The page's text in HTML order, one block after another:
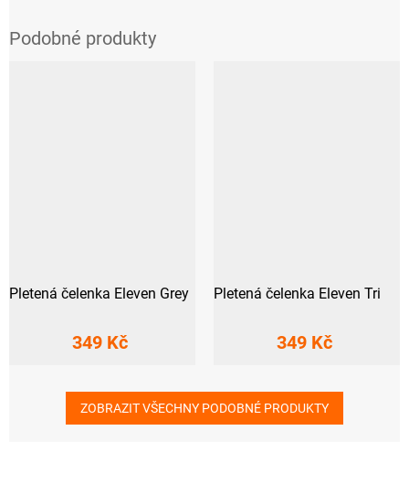
Pletená čelenka Eleven Grey
349 Kč
Pletená čelenka Eleven Tri
349 Kč
ZOBRAZIT VŠECHNY PODOBNÉ PRODUKTY